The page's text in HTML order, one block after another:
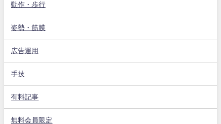
動作・歩行
姿勢・筋膜
広告運用
手技
有料記事
無料会員限定